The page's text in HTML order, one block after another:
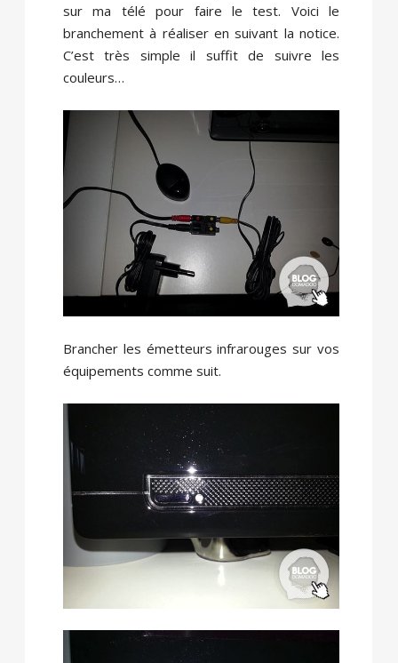
sur ma télé pour faire le test. Voici le
branchement à réaliser en suivant la notice.
C’est très simple il suffit de suivre les
couleurs…
Brancher les émetteurs infrarouges sur vos
équipements comme suit.